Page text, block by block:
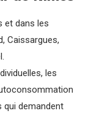
et dans les
Caissargues,
les
qui demandent